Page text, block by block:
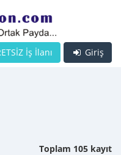
Giriş
İş İlanı
Toplam 105 kayıt